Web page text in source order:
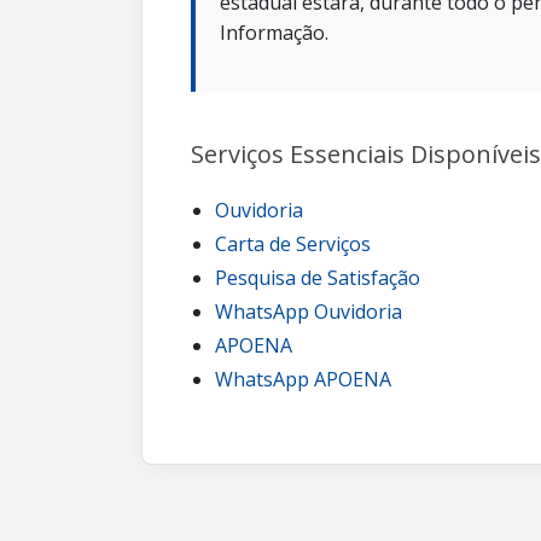
Informação.
Serviços Essenciais
Ouvidoria
Carta de Serviços
Pesquisa de Satisfação
WhatsApp Ouvidoria
APOENA
WhatsApp APOENA